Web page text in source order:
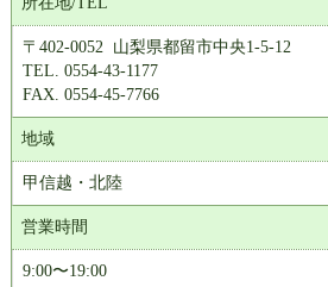
〒402-0052 山梨県都留市中央1-5-12
TEL. 0554-43-1177
FAX. 0554-45-7766
地域
甲信越・北陸
営業時間
9:00〜19:00